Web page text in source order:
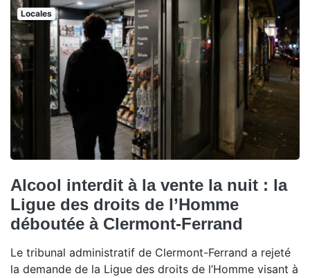
Locales
Alcool interdit à la vente la nuit : la
Ligue des droits de l’Homme
déboutée à Clermont-Ferrand
Le tribunal administratif de Clermont-Ferrand a rejeté
la demande de la Ligue des droits de l’Homme visant à